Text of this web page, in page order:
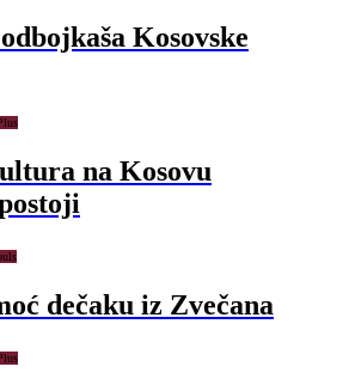
Kosovske
na Kosovu
dečaku iz Zvečana